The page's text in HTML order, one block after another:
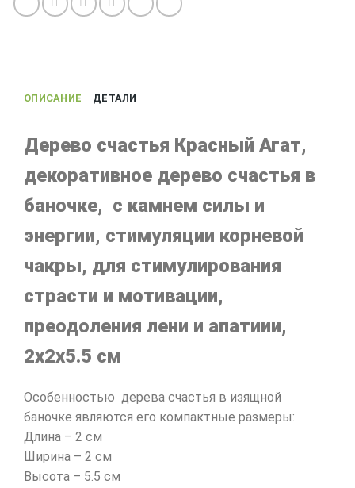
Агат,
шуй,
ОПИСАНИЕ ДЕТАЛИ
Дерево счастья Красный Агат,
декоративное дерево счастья в
баночке, с камнем силы и
энергии, стимуляции корневой
чакры, для стимулирования
страсти и мотивации,
преодоления лени и апатиии,
2х2х5.5 см
Особенностью дерева счастья в изящной
баночке являются его компактные размеры:
Длина – 2 см
Ширина – 2 см
Высота – 5.5 см